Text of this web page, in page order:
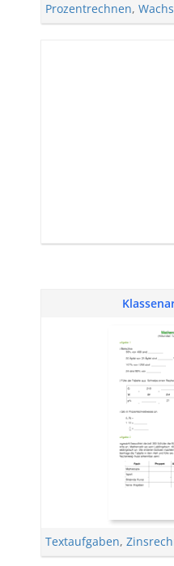
Prozentrechnen,
Textaufgaben,